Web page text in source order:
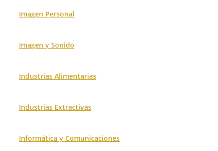
Imagen Personal
Imagen y Sonido
Industrias Alimentarias
Industrias Extractivas
Informática y Comunicaciones